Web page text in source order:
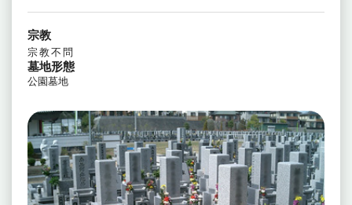
宗教
宗教不問
墓地形態
公園墓地